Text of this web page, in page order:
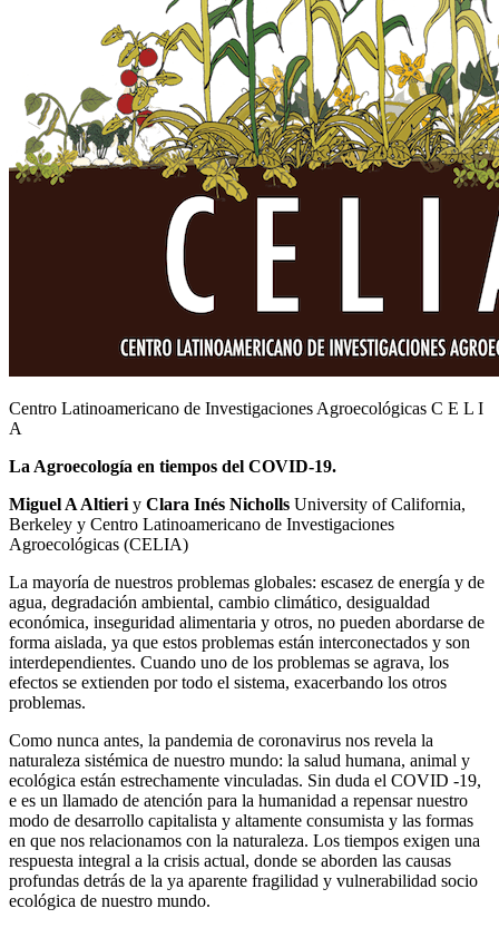
Centro Latinoamericano de Investigaciones Agroecológicas C E L I
A
La Agroecología en tiempos del COVID-19.
Miguel A Altieri y Clara Inés Nicholls University of California,
Berkeley y Centro Latinoamericano de Investigaciones
Agroecológicas (CELIA)
La mayoría de nuestros problemas globales: escasez de energía y de
agua, degradación ambiental, cambio climático, desigualdad
económica, inseguridad alimentaria y otros, no pueden abordarse de
forma aislada, ya que estos problemas están interconectados y son
interdependientes. Cuando uno de los problemas se agrava, los
efectos se extienden por todo el sistema, exacerbando los otros
problemas.
Como nunca antes, la pandemia de coronavirus nos revela la
naturaleza sistémica de nuestro mundo: la salud humana, animal y
ecológica están estrechamente vinculadas. Sin duda el COVID -19,
e es un llamado de atención para la humanidad a repensar nuestro
modo de desarrollo capitalista y altamente consumista y las formas
en que nos relacionamos con la naturaleza. Los tiempos exigen una
respuesta integral a la crisis actual, donde se aborden las causas
profundas detrás de la ya aparente fragilidad y vulnerabilidad socio
ecológica de nuestro mundo.